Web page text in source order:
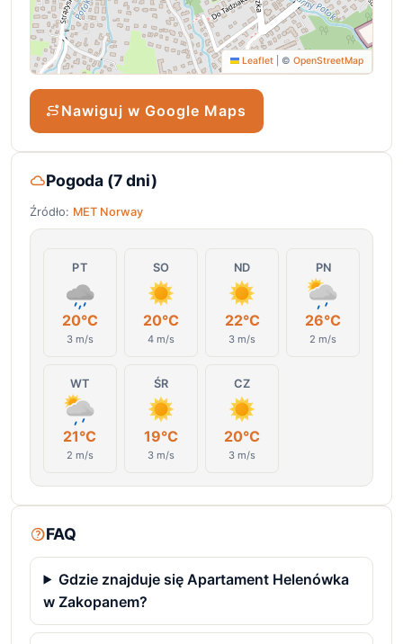
Leaflet ©OpenStreetMap
Nawiguj w Google Maps
Pogoda (7 dni)
Źródło: MET Norway
PT
20°C
3 m/s
SO
20°C
4 m/s
ND
22°C
3 m/s
PN
26°C
2 m/s
WT
21°C
2 m/s
ŚR
19°C
3 m/s
CZ
20°C
3 m/s
FAQ
Gdzie znajduje się Apartament Helenówka
w Zakopanem?